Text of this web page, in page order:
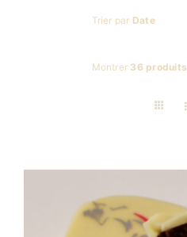
Trier par Date
Montrer 36 produits